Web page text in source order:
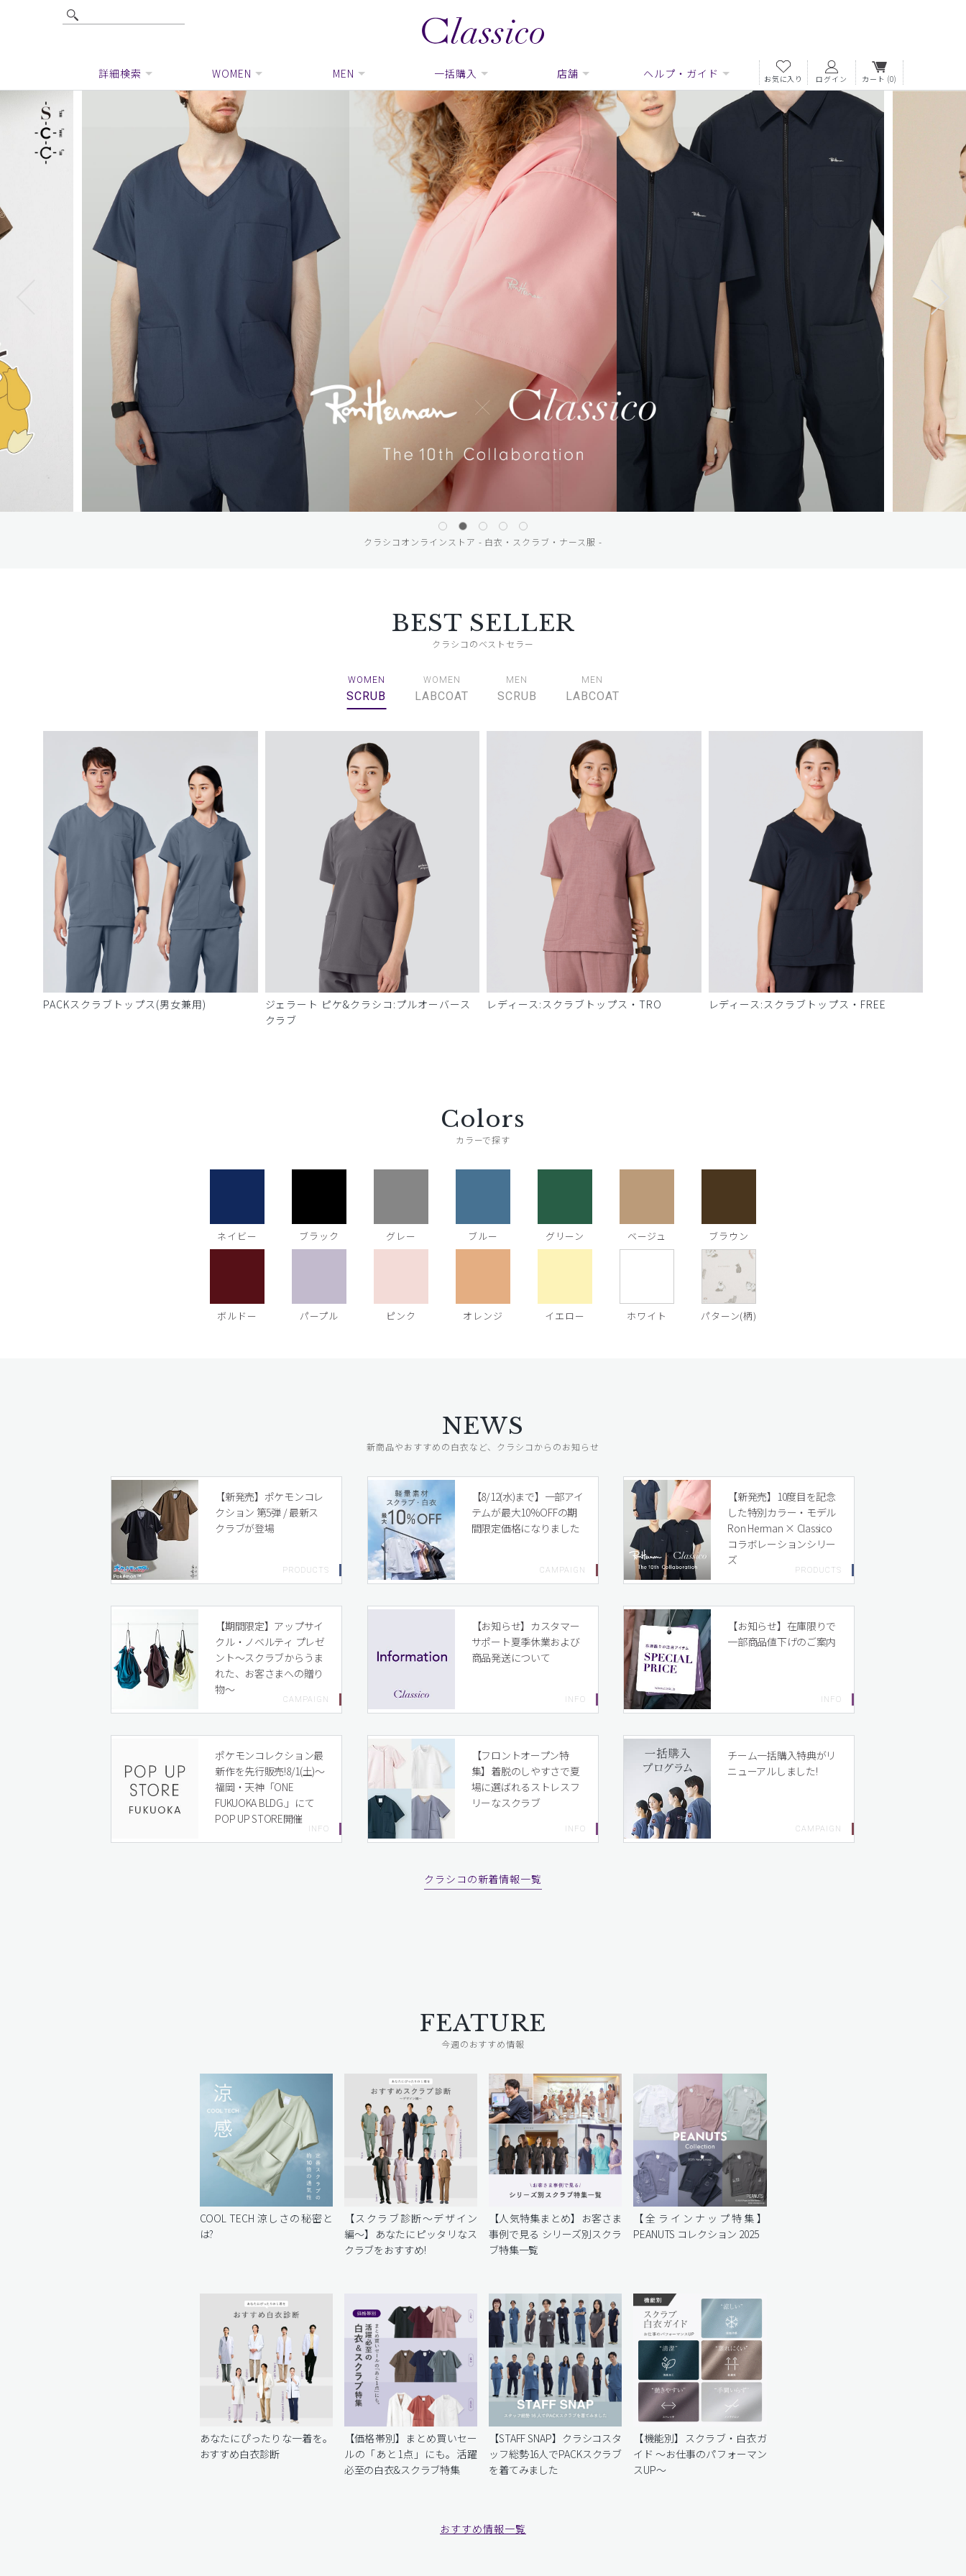
詳細検索 WOMEN MEN 一括購入 店舗 ヘルプ・ガイド お気に入り ログイン カート (0)
クラシコオンラインストア - 白衣・スクラブ・ナース服 -
BEST SELLER
クラシコのベストセラー
WOMEN
SCRUB
WOMEN
LABCOAT
MEN
SCRUB
MEN
LABCOAT
PACKスクラブトップス(男女兼用)
ジェラート ピケ&クラシコ:プルオーバース
クラブ
レディース:スクラブトップス・TRO レディース:スクラブトップス・FREE
Colors
カラーで探す
ネイビー ブラック グレー ブルー グリーン ベージュ ブラウン
ボルドー パープル ピンク オレンジ イエロー ホワイト パターン(柄)
NEWS
新商品やおすすめの白衣など、クラシコからのお知らせ
【新発売】ポケモンコレ
クション 第5弾 / 最新ス
クラブが登場
【8/12(水)まで】一部アイ
テムが最大10%OFFの期
間限定価格になりました
【新発売】10度目を記念
した特別カラー・モデル
Ron Herman × Classico
コラボレーションシリー
ズ
【期間限定】アップサイ
クル・ノベルティ プレゼ
ント〜スクラブからうま
れた、お客さまへの贈り
物〜
【お知らせ】カスタマー
サポート夏季休業および
商品発送について
【お知らせ】在庫限りで
一部商品値下げのご案内
ポケモンコレクション最
新作を先行販売!8/1(土)〜
福岡・天神「ONE
FUKUOKA BLDG.」にて
POP UP STORE開催
【フロントオープン特
集】着脱のしやすさで夏
場に選ばれるストレスフ
リーなスクラブ
チーム一括購入特典がリ
ニューアルしました!
クラシコの新着情報一覧
FEATURE
今週のおすすめ情報
COOL TECH 涼しさの秘密と
は?
【スクラブ診断〜デザイン
編〜】あなたにピッタリなス
クラブをおすすめ!
【人気特集まとめ】お客さま
事例で見る シリーズ別スクラ
ブ特集一覧
【全ラインナップ特集】
PEANUTS コレクション 2025
あなたにぴったりな一着を。
おすすめ白衣診断
【価格帯別】まとめ買いセー
ルの「あと1点」にも。活躍
必至の白衣&スクラブ特集
【STAFF SNAP】クラシコスタ
ッフ総勢16人でPACKスクラブ
を着てみました
【機能別】スクラブ・白衣ガ
イド 〜お仕事のパフォーマン
スUP〜
おすすめ情報一覧